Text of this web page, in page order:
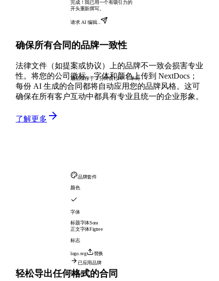
完成！我已用一个有吸引力的
开头重新撰写。
请求 AI 编辑...
最后保存于 2 分钟前1,247 个单词
确保所有合同的品牌一致性
法律文件（如提案或协议）上的品牌不一致会损害专业
性。将您的公司徽标、字体和颜色上传到 NextDocs；
每份 AI 生成的合同都将自动应用您的品牌风格。这可
确保在所有客户互动中都具有专业且统一的企业形象。
了解更多
品牌套件
颜色
字体
标题字体Sora
正文字体Figtree
标志
logo.svg
替换
已应用品牌
销售提案
轻松导出任何格式的合同